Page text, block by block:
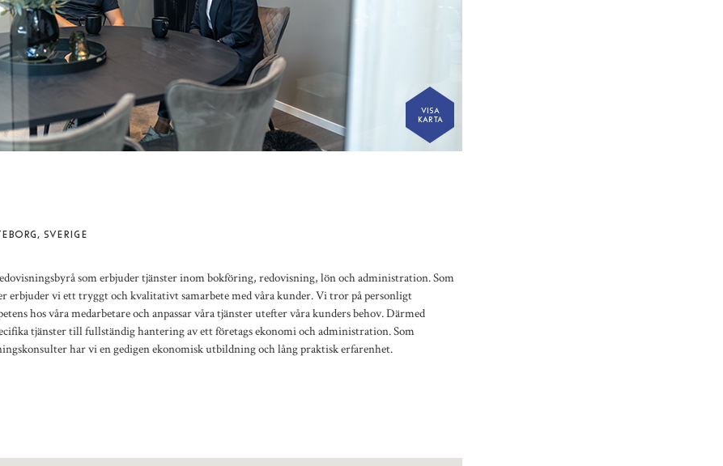
VISA
KARTA
SVERIGE
som erbjuder tjänster inom bokföring, redovisning, lön och administration. Som
erbjuder vi ett tryggt och kvalitativt samarbete med våra kunder. Vi tror på personligt
hos våra medarbetare och anpassar våra tjänster utefter våra kunders behov. Därmed
tjänster till fullständig hantering av ett företags ekonomi och administration. Som
har vi en gedigen ekonomisk utbildning och lång praktisk erfarenhet.